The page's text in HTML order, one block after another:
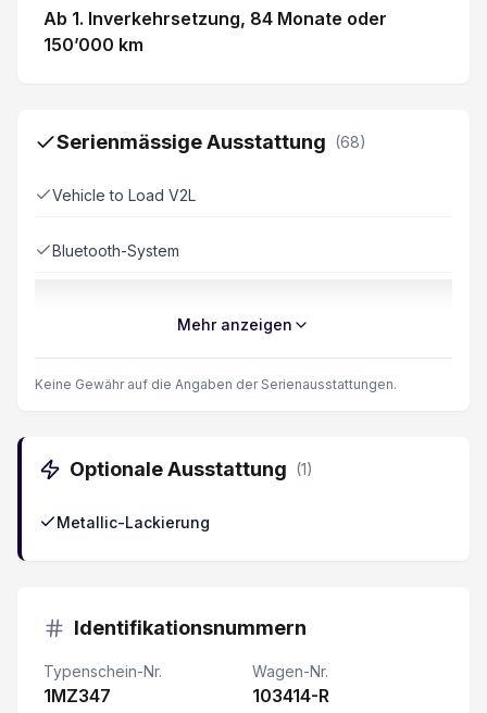
Ab 1. Inverkehrsetzung, 84 Monate oder
150’000 km
Serienmässige Ausstattung (68)
Vehicle to Load V2L
Bluetooth-System
Navigationssystem
Rückfahr-Querverkehrswarner
Fernlichtassistent
Fahrersitz 6-fach elektrisch verstellbar
Apple Car Play/ Android Auto
Mehr anzeigen
Keine Gewähr auf die Angaben der Serienausstattungen.
Optionale Ausstattung (1)
Metallic-Lackierung
Identifikationsnummern
Typenschein-Nr.
1MZ347
Wagen-Nr.
103414-R